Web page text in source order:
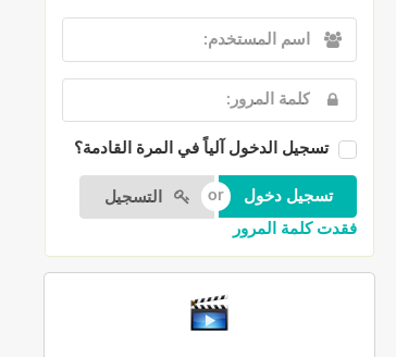
تسجيل الدخول آلياً في المرة القادمة؟
التسجيل
فقدت كلمة المرور